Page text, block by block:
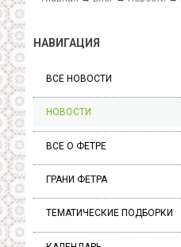
НАВИГАЦИЯ
ВСЕ НОВОСТИ
НОВОСТИ
ВСЕ О ФЕТРЕ
ГРАНИ ФЕТРА
ТЕМАТИЧЕСКИЕ ПОДБОРКИ